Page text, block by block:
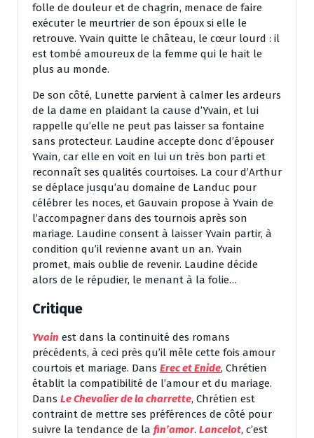
folle de douleur et de chagrin, menace de faire
exécuter le meurtrier de son époux si elle le
retrouve. Yvain quitte le château, le cœur lourd : il
est tombé amoureux de la femme qui le hait le
plus au monde.
De son côté, Lunette parvient à calmer les ardeurs
de la dame en plaidant la cause d’Yvain, et lui
rappelle qu’elle ne peut pas laisser sa fontaine
sans protecteur. Laudine accepte donc d’épouser
Yvain, car elle en voit en lui un très bon parti et
reconnaît ses qualités courtoises. La cour d’Arthur
se déplace jusqu’au domaine de Landuc pour
célébrer les noces, et Gauvain propose à Yvain de
l’accompagner dans des tournois après son
mariage. Laudine consent à laisser Yvain partir, à
condition qu’il revienne avant un an. Yvain
promet, mais oublie de revenir. Laudine décide
alors de le répudier, le menant à la folie…
Critique
Yvain est dans la continuité des romans
précédents, à ceci près qu’il mêle cette fois amour
courtois et mariage. Dans Erec et Enide, Chrétien
établit la compatibilité de l’amour et du mariage.
Dans Le Chevalier de la charrette, Chrétien est
contraint de mettre ses préférences de côté pour
suivre la tendance de la fin’amor. Lancelot, c’est